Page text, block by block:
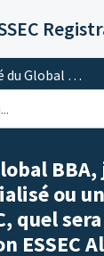
un Mastère Spécialisé ou u...
ou
quel
ESSEC